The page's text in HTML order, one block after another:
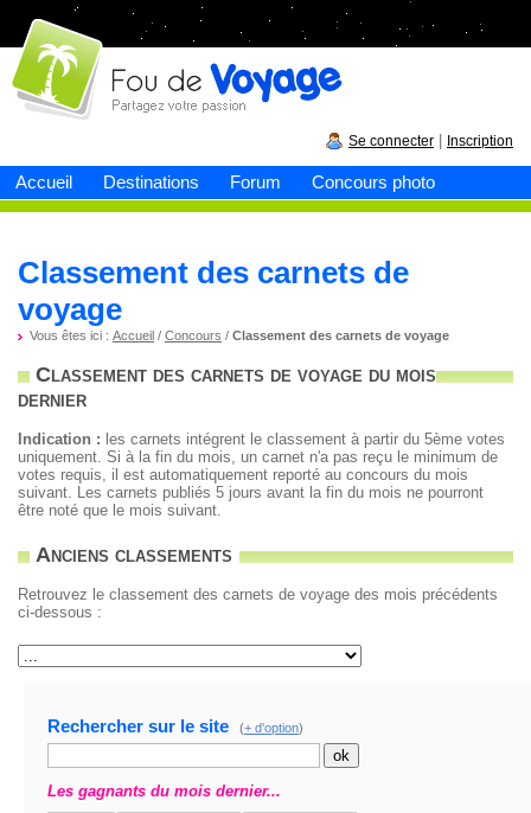
Accueil Destinations Forum Concours photo
Fou devoyage
Se connecter Inscription
Classement des carnets de
voyage
Vous êtes ici : Accueil / Concours / Classement des carnets de voyage
Classement des carnets de voyage du mois
dernier
Indication : les carnets intégrent le classement à partir du 5ème votes
uniquement. Si à la fin du mois, un carnet n'a pas reçu le minimum de
votes requis, il est automatiquement reporté au concours du mois
suivant. Les carnets publiés 5 jours avant la fin du mois ne pourront
être noté que le mois suivant.
Anciens classements
Retrouvez le classement des carnets de voyage des mois précédents
ci-dessous :
Rechercher sur le site (+ d'option)
Les gagnants du mois dernier...